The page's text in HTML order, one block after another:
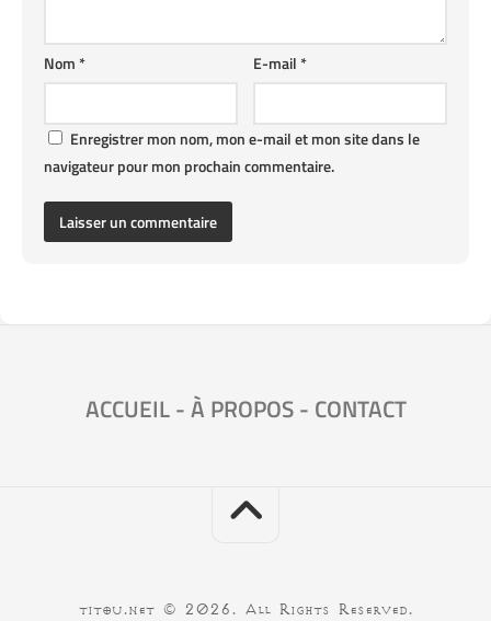
E-mail*
Nom*
Enregistrer mon nom, mon e-mail et mon site dans le
navigateur pour mon prochain commentaire.
ACCUEIL-À PROPOS- CONTACT
titou.net © 2026. All Rights Reserved.